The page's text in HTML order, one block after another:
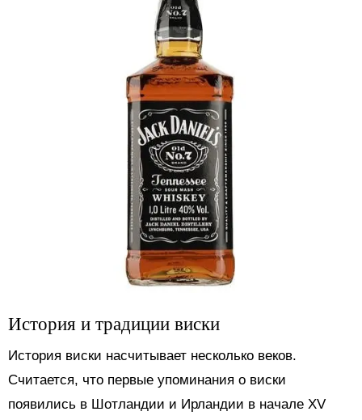
История и традиции виски
История виски насчитывает несколько веков.
Считается, что первые упоминания о виски
появились в Шотландии и Ирландии в начале XV